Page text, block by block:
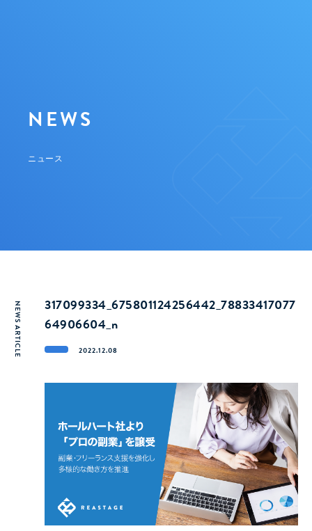
NEWS
ニュース
NEWS ARTICLE
317099334_675801124256442_78833417077
64906604_n
2022.12.08